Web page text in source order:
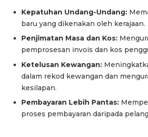
Kepatuhan Undang-Undang:
baru yang dikenakan oleh kerajaan.
Penjimatan Masa dan Kos:
pemprosesan invois dan kos
Ketelusan Kewangan:
dalam rekod kewangan dan
kesilapan.
Pembayaran Lebih Pantas:
proses pembayaran daripada